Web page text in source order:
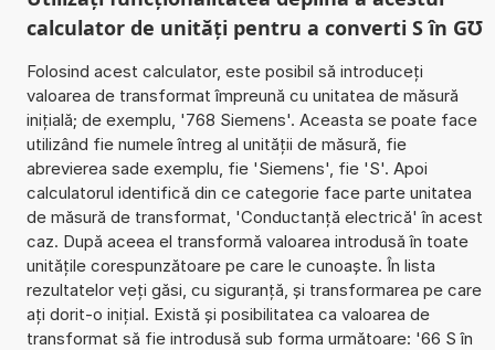
calculator de unități pentru a converti S în G℧
Folosind acest calculator, este posibil să introduceți
valoarea de transformat împreună cu unitatea de măsură
inițială; de exemplu, '768 Siemens'. Aceasta se poate face
utilizând fie numele întreg al unității de măsură, fie
abrevierea sade exemplu, fie 'Siemens', fie 'S'. Apoi
calculatorul identifică din ce categorie face parte unitatea
de măsură de transformat, 'Conductanță electrică' în acest
caz. După aceea el transformă valoarea introdusă în toate
unitățile corespunzătoare pe care le cunoaște. În lista
rezultatelor veți găsi, cu siguranță, și transformarea pe care
ați dorit-o inițial. Există și posibilitatea ca valoarea de
transformat să fie introdusă sub forma următoare: '66 S în